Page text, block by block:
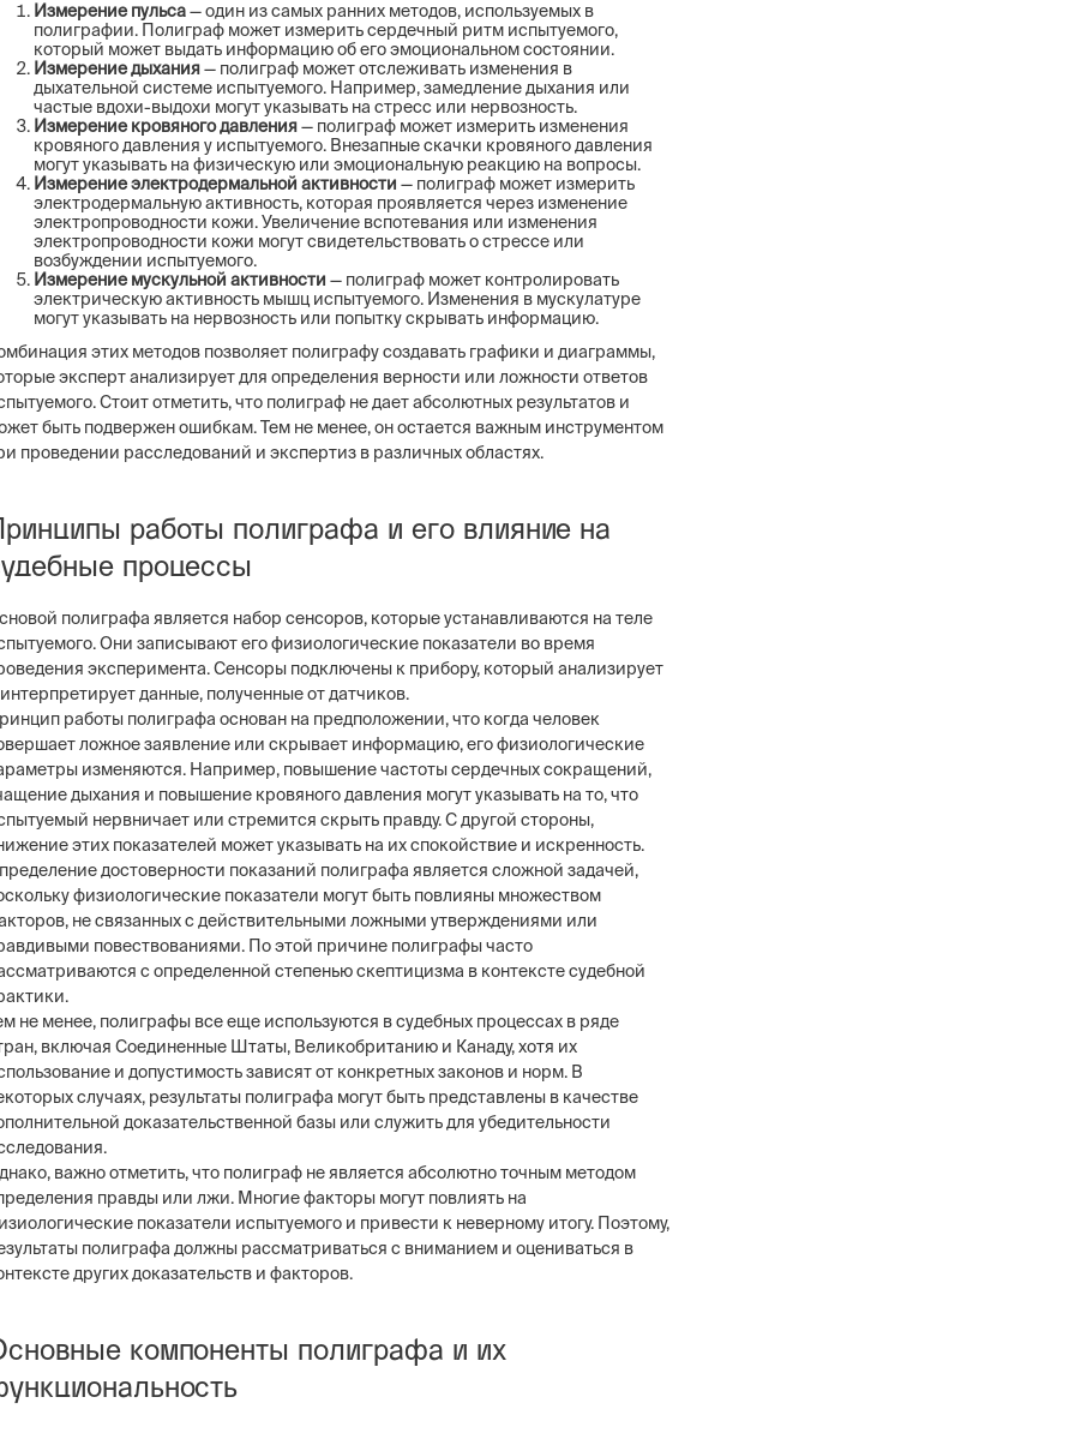
Измерение пульса— один из самых ранних методов, используемых в
полиграфии. Полиграф может измерить сердечный ритм испытуемого,
который может выдать информацию об его эмоциональном состоянии.
Измерение дыхания— полиграф может отслеживать изменения в
дыхательной системе испытуемого. Например, замедление дыхания или
частые вдохи-выдохи могут указывать на стресс или нервозность.
Измерение кровяного давления— полиграф может измерить изменения
кровяного давления у испытуемого. Внезапные скачки кровяного давления
могут указывать на физическую или эмоциональную реакцию на вопросы.
Измерение электродермальной активности — полиграф может измерить
электродермальную активность, которая проявляется через изменение
электропроводности кожи. Увеличение вспотевания или изменения
электропроводности кожи могут свидетельствовать о стрессе или
возбуждении испытуемого.
Измерение мускульной активности — полиграф может контролировать
электрическую активность мышц испытуемого. Изменения в мускулатуре
могут указывать на нервозность или попытку скрывать информацию.
этих методов позволяет полиграфу создавать графики и диаграммы,
эксперт анализирует для определения верности или ложности ответов
Стоит отметить, что полиграф не дает абсолютных результатов и
быть подвержен ошибкам. Тем не менее, он остается важным инструментом
проведении расследований и экспертиз в различных областях.
работы полиграфа и его влияние на
процессы
полиграфа является набор сенсоров, которые устанавливаются на теле
Они записывают его физиологические показатели во время
эксперимента. Сенсоры подключены к прибору, который анализирует
данные, полученные от датчиков.
работы полиграфа основан на предположении, что когда человек
ложное заявление или скрывает информацию, его физиологические
изменяются. Например, повышение частоты сердечных сокращений,
дыхания и повышение кровяного давления могут указывать на то, что
нервничает или стремится скрыть правду. С другой стороны,
этих показателей может указывать на их спокойствие и искренность.
достоверности показаний полиграфа является сложной задачей,
физиологические показатели могут быть повлияны множеством
не связанных с действительными ложными утверждениями или
повествованиями. По этой причине полиграфы часто
с определенной степенью скептицизма в контексте судебной
не менее, полиграфы все еще используются в судебных процессах в ряде
включая Соединенные Штаты, Великобританию и Канаду, хотя их
и допустимость зависят от конкретных законов и норм. В
случаях, результаты полиграфа могут быть представлены в качестве
доказательственной базы или служить для убедительности
важно отметить, что полиграф не является абсолютно точным методом
правды или лжи. Многие факторы могут повлиять на
показатели испытуемого и привести к неверному итогу. Поэтому,
полиграфа должны рассматриваться с вниманием и оцениваться в
других доказательств и факторов.
компоненты полиграфа и их